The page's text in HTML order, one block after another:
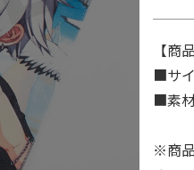
【商
■サ
■素
※商